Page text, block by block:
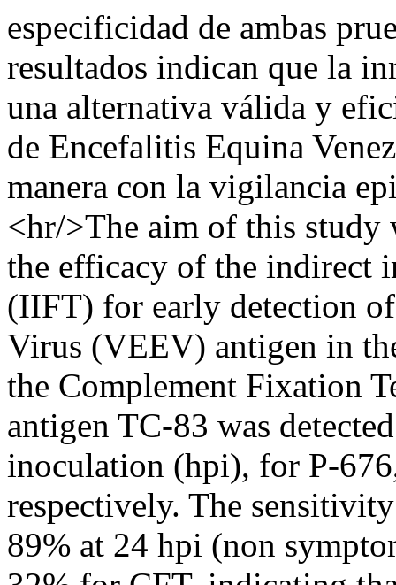
especificidad de ambas
resultados indican que la
una alternativa válida y
de Encefalitis Equina
manera con la vigilancia
<hr/>The aim of this study
the efficacy of the indirect
(IIFT) for early detection
Virus (VEEV) antigen in
the Complement Fixation
antigen TC-83 was
inoculation (hpi), for P-
respectively. The
89% at 24 hpi (non